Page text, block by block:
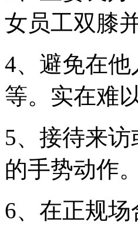
女员工双膝
4、避免在
等。实在难
5、接待来
的手势动作。
6、在正规